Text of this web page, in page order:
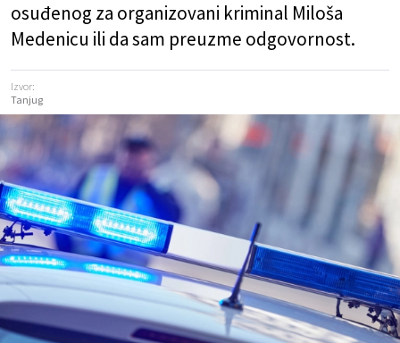
osuđenog za organizovani kriminal Miloša
Medenicu ili da sam preuzme odgovornost.
Izvor:
Tanjug